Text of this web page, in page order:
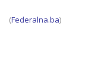
(Federalna.ba)